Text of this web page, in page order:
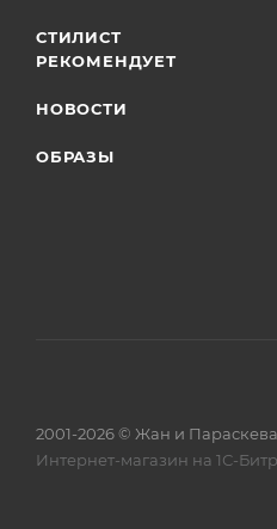
СТИЛИСТ
РЕКОМЕНДУЕТ
НОВОСТИ
ОБРАЗЫ
2001-2026 © Жан и
Интернет-магазин на 1С-